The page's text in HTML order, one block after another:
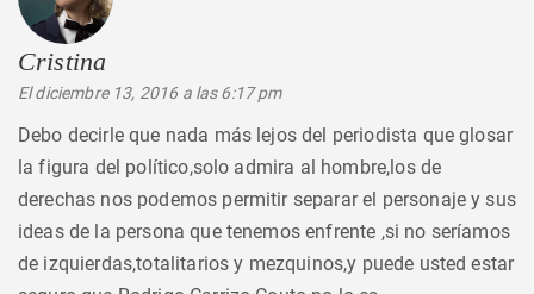
Cristina
El diciembre 13, 2016 a las 6:17 pm
Debo decirle que nada más lejos del periodista que glosar
la figura del político,solo admira al hombre,los de
derechas nos podemos permitir separar el personaje y sus
ideas de la persona que tenemos enfrente ,si no seríamos
de izquierdas,totalitarios y mezquinos,y puede usted estar